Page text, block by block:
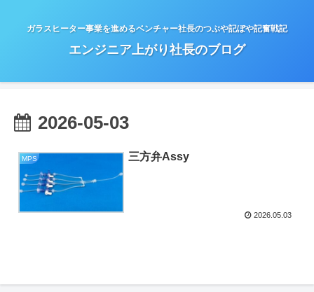
ガラスヒーター事業を進めるベンチャー社長のつぶや記ぼや記奮戦記
エンジニア上がり社長のブログ
2026-05-03
MPS 三方弁Assy
2026.05.03